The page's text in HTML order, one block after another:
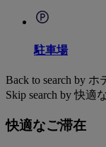
駐車場
Back to search by
Skip search by 快適
快適なご滞在